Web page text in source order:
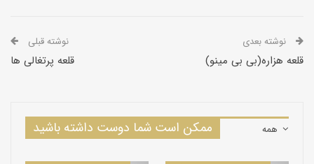
نوشته قبلی
قلعه پرتغالی ها قلعه هزاره(بی بی مینو)
ممکن است شما دوست داشته باشید